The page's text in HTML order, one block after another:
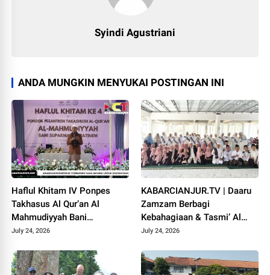
Syindi Agustriani
ANDA MUNGKIN MENYUKAI POSTINGAN INI
Haflul Khitam IV Ponpes
Takhasus Al Qur’an Al
Mahmudiyyah Bani
Suparman Assatinem
July 24, 2026
KABARCIANJUR.TV | Daaru
Zamzam Berbagi
Kebahagiaan & Tasmi’ Al
Qur’an Sambut Muharram
July 24, 2026